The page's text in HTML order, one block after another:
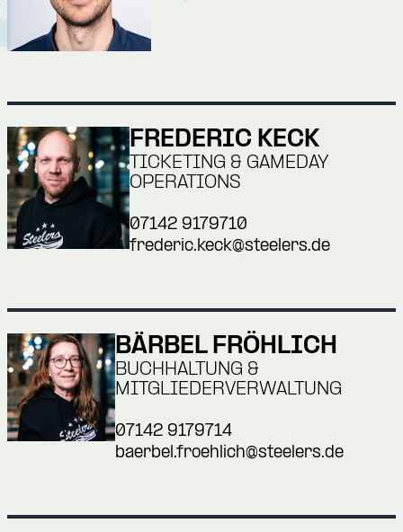
FREDERIC KECK
TICKETING & GAMEDAY
OPERATIONS
07142 9179710
frederic.keck@steelers.de
BÄRBEL FRÖHLICH
BUCHHALTUNG &
MITGLIEDERVERWALTUNG
07142 9179714
baerbel.froehlich@steelers.de